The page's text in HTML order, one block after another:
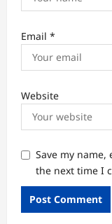
Email *
Website
Save my
the next time I